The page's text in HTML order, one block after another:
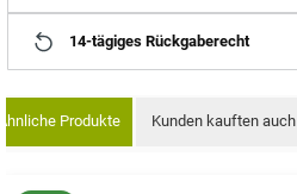
14-tägiges Rückgaberecht
Produkte Kunden kauften auch